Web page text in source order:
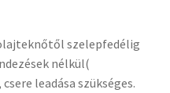
szelepfedélig
nélkül(
leadása szükséges.